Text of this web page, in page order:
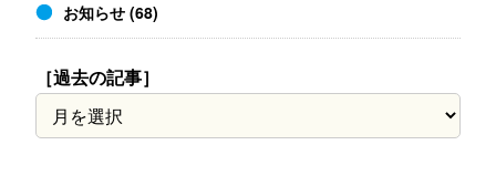
お知らせ (68)
［過去の記事］
［過
去